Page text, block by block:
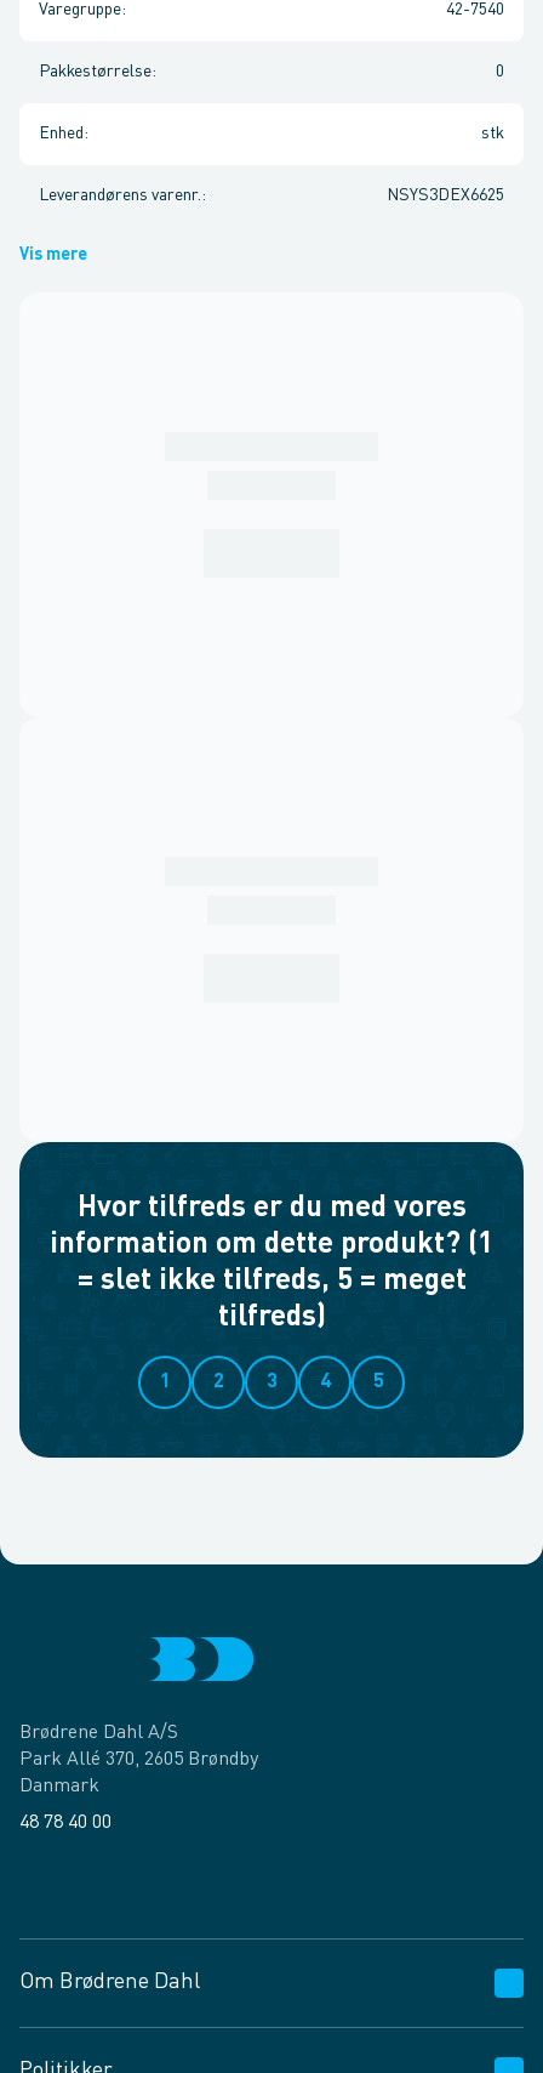
Varegruppe: 42-7540
Pakkestørrelse: 0
Enhed : stk
Leverandørens varenr. : NSYS3DEX6625
Vis mere
Hvor tilfreds er du med vores
information om dette produkt? (1
= slet ikke tilfreds, 5 = meget
tilfreds)
1 2 3 4 5
Brødrene Dahl A/S
Park Allé 370, 2605 Brøndby
Danmark
48 78 40 00
Om Brødrene Dahl